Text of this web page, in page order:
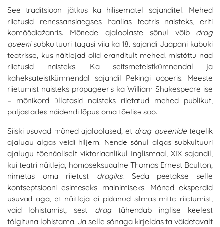
See traditsioon jätkus ka hilisematel sajanditel. Mehed
riietusid renessansiaegses Itaalias teatris naisteks, eriti
komöödiažanris. Mõnede ajaloolaste sõnul võib drag
queenisubkultuuri tagasi viia ka 18. sajandi Jaapani kabuki
teatrisse, kus näitlejad olid eranditult mehed, mistõttu nad
riietusid naisteks. Ka seitsmeteistkümnendal ja
kaheksateistkümnendal sajandil Pekingi ooperis. Meeste
riietumist naisteks propageeris ka William Shakespeare ise
– mõnikord üllatasid naisteks riietatud mehed publikut,
paljastades näidendi lõpus oma tõelise soo.
Siiski usuvad mõned ajaloolased, et drag queenidetegelik
ajalugu algas veidi hiljem. Nende sõnul algas subkultuuri
ajalugu tõenäoliselt viktoriaanlikul Inglismaal, XIX sajandil,
kui teatri näitleja, homoseksuaalne Thomas Ernest Boulton,
nimetas oma riietust dragiks. Seda peetakse selle
kontseptsiooni esimeseks mainimiseks. Mõned eksperdid
usuvad aga, et näitleja ei pidanud silmas mitte riietumist,
vaid lohistamist, sest dragtähendab inglise keelest
tõlgituna lohistama. Ja selle sõnaga kirjeldas ta väidetavalt